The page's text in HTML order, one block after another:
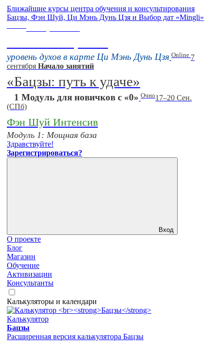
Ближайшие курсы центра обучения и консультирования
Бацзы, Фэн Шуй, Ци Мэнь Дунь Цзя и Выбор дат «Mingli»
уровень духов в карте Ци Мэнь Дунь Цзя Online 7
сентября Начало занятий
«Бацзы: путь к удаче»
1 Модуль для новичков с «0» Очно17–20 Сен.
(СПб)
Фэн Шуй Интенсив
Модуль 1: Мощная база
Здравствуйте!
Зарегистрироваться?
Вход
О проекте
Блог
Магазин
Обучение
Активизации
Консультанты
Калькуляторы и календари
Калькулятор
Бацзы
Расширенная версия калькулятора Бацзы